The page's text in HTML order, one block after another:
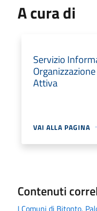
A cura di
Servizio
Attiva
VAI ALLA PAGINA
Contenuti
I Comuni di Bitonto,